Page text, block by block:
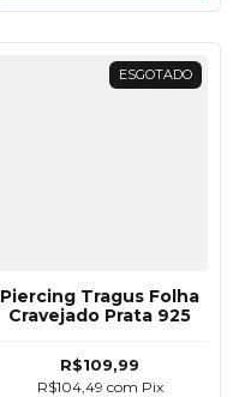
ESGOTADO
Piercing Tragus Folha
Cravejado Prata 925
R$109,99
R$104,49 com Pix